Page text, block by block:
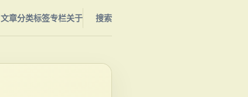
文章分类标签专栏关于 搜索